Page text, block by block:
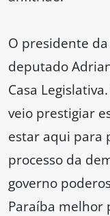
O presidente
deputado
Casa
veio prestigiar
estar aqui para
processo da
governo
Paraíba melhor